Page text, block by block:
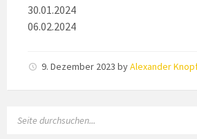
30.01.2024
06.02.2024
9. Dezember 2023 byAlexander